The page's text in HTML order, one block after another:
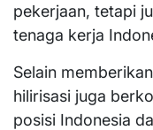
pekerjaan, tetapi
tenaga kerja
Selain
hilirisasi juga
posisi Indonesia